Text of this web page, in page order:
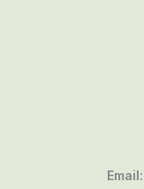
Email: